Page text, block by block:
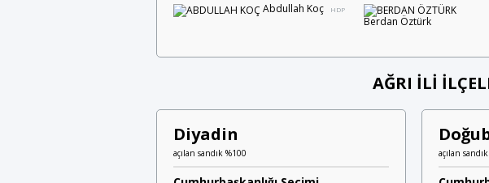
Abdullah Koç HDP
Berdan Öztürk
AĞRI İLİ
Diyadin
açılan sandık %100 açılan